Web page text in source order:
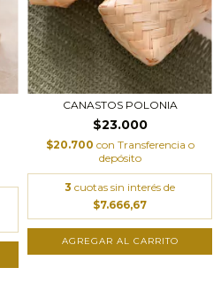
CANASTOS POLONIA
$23.000
$20.700 con Transferencia o
depósito
3 cuotas sin interés de
$7.666,67